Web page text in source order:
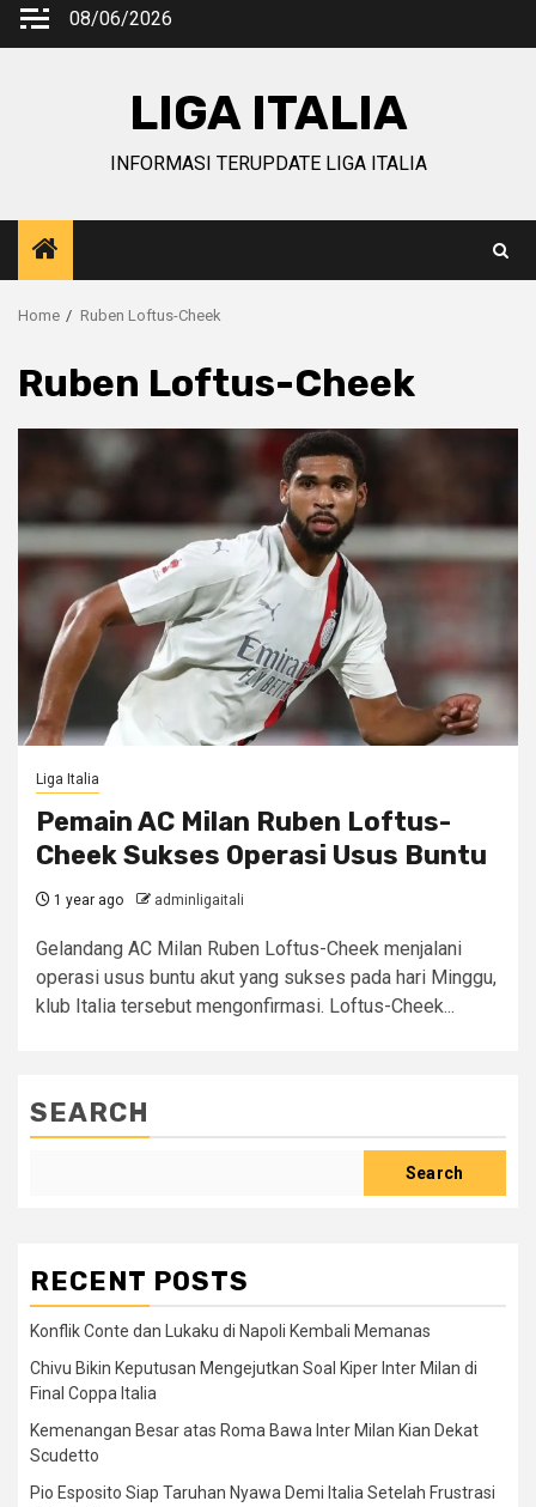
Skip
08/06/2026
LIGA ITALIA
INFORMASI TERUPDATE LIGA ITALIA
Home Ruben Loftus-Cheek
Ruben Loftus-Cheek
Liga Italia
Pemain AC Milan Ruben Loftus-
Cheek Sukses Operasi Usus Buntu
1 year ago adminligaitali
Gelandang AC Milan Ruben Loftus-Cheek menjalani
operasi usus buntu akut yang sukses pada hari Minggu,
klub Italia tersebut mengonfirmasi. Loftus-Cheek...
SEARCH
Search
RECENT POSTS
Konflik Conte dan Lukaku di Napoli Kembali Memanas
Chivu Bikin Keputusan Mengejutkan Soal Kiper Inter Milan di
Final Coppa Italia
Kemenangan Besar atas Roma Bawa Inter Milan Kian Dekat
Scudetto
Pio Esposito Siap Taruhan Nyawa Demi Italia Setelah Frustrasi